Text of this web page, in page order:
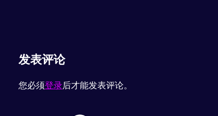
发表评论
您必须登录后才能发表评论。